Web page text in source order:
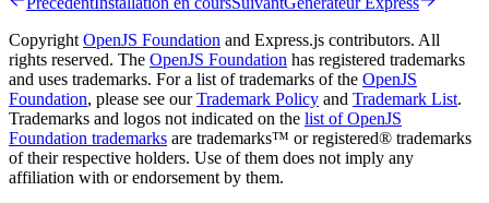
Copyright OpenJS Foundation and Express.js contributors. All
rights reserved. The OpenJS Foundation has registered trademarks
and uses trademarks. For a list of trademarks of the OpenJS
Foundation, please see ourTrademark Policy and Trademark List.
Trademarks and logos not indicated on the list of OpenJS
Foundation trademarks are trademarks™ or registered® trademarks
of their respective holders. Use of them does not imply any
affiliation with or endorsement by them.